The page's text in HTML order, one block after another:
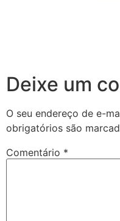
Deixe um
O seu endereço de e-
obrigatórios são
Comentário *